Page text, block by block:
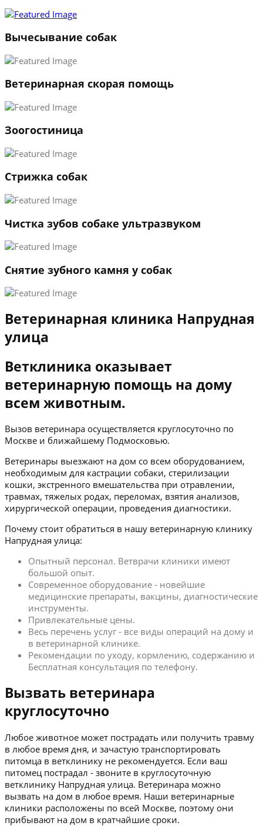
2
→
Вычесывание собак
Ветеринарная скорая помощь
Зоогостиница
Стрижка собак
Чистка зубов собаке ультразвуком
Снятие зубного камня у собак
Ветеринарная клиника Напрудная
улица
Ветклиника оказывает
ветеринарную помощь на дому
всем животным.
Вызов ветеринара осуществляется круглосуточно по
Москве и ближайшему Подмосковью.
Ветеринары выезжают на дом со всем оборудованием,
необходимым для кастрации собаки, стерилизации
кошки, экстренного вмешательства при отравлении,
травмах, тяжелых родах, переломах, взятия анализов,
хирургической операции, проведения диагностики.
Почему стоит обратиться в нашу ветеринарную клинику
Напрудная улица:
Опытный персонал. Ветврачи клиники имеют
большой опыт.
Современное оборудование - новейшие
медицинские препараты, вакцины, диагностические
инструменты.
Привлекательные цены.
Весь перечень услуг - все виды операций на дому и
в ветеринарной клинике.
Рекомендации по уходу, кормлению, содержанию и
Бесплатная консультация по телефону.
Вызвать ветеринара
круглосуточно
Любое животное может пострадать или получить травму
в любое время дня, и зачастую транспортировать
питомца в ветклинику не рекомендуется. Если ваш
питомец пострадал - звоните в круглосуточную
ветклинику Напрудная улица. Ветеринара можно
вызвать на дом в любое время. Наши ветеринарные
клиники расположены по всей Москве, поэтому они
прибывают на дом в кратчайшие сроки.